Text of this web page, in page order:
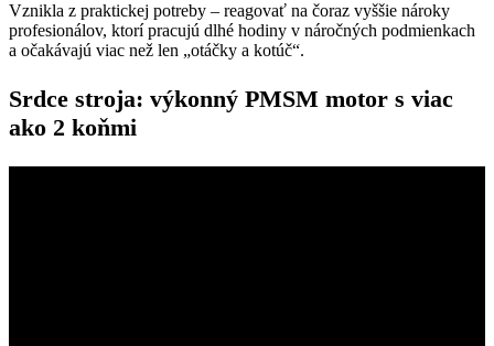
Vznikla z praktickej potreby – reagovať na čoraz vyššie nároky
profesionálov, ktorí pracujú dlhé hodiny v náročných podmienkach
a očakávajú viac než len „otáčky a kotúč“.
Srdce stroja: výkonný PMSM motor s viac
ako 2 koňmi